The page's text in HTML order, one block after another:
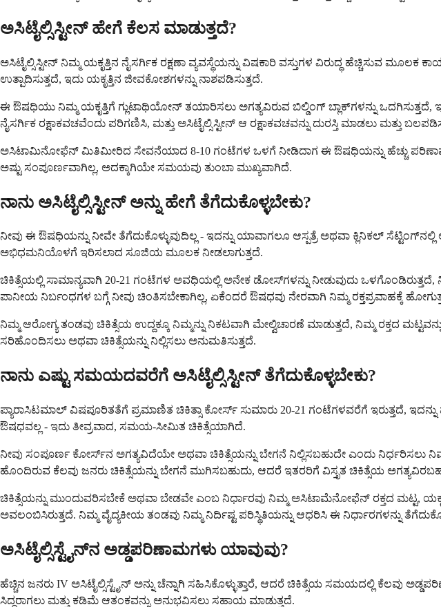
ಅಸಿಟೈಲ್ಸಿಸ್ಟೀನ್ ಹೇಗೆ ಕೆಲಸ ಮಾಡುತ್ತದೆ?
ಅಸಿಟೈಲ್ಸಿಸ್ಟೀನ್ ನಿಮ್ಮ ಯಕೃತ್ತಿನ ನೈಸರ್ಗಿಕ ರಕ್ಷಣಾ ವ್ಯವಸ್ಥೆಯನ್ನು ವಿಷಕಾರಿ ವಸ್ತುಗಳ ವಿರುದ್ಧ ಹೆಚ್ಚಿಸುವ
ಉತ್ಪಾದಿಸುತ್ತದೆ, ಇದು ಯಕೃತ್ತಿನ ಜೀವಕೋಶಗಳನ್ನು ನಾಶಪಡಿಸುತ್ತದೆ.
ಈ ಔಷಧಿಯು ನಿಮ್ಮ ಯಕೃತ್ತಿಗೆ ಗ್ಲುಟಾಥಿಯೋನ್ ತಯಾರಿಸಲು ಅಗತ್ಯವಿರುವ ಬಿಲ್ಡಿಂಗ್ ಬ್ಲಾಕ್‌ಗಳನ್ನು
ನೈಸರ್ಗಿಕ ರಕ್ಷಾಕವಚವೆಂದು ಪರಿಗಣಿಸಿ, ಮತ್ತು ಅಸಿಟೈಲ್ಸಿಸ್ಟೀನ್ ಆ ರಕ್ಷಾಕವಚವನ್ನು ದುರಸ್ತಿ ಮಾಡಲು ಮತ್ತು
ಅಸಿಟಾಮಿನೋಫೆನ್ ಮಿತಿಮೀರಿದ ಸೇವನೆಯಾದ 8-10 ಗಂಟೆಗಳ ಒಳಗೆ ನೀಡಿದಾಗ ಈ ಔಷಧಿಯನ್ನು ಹೆಚ್ಚು
ಅಷ್ಟು ಸಂಪೂರ್ಣವಾಗಿಲ್ಲ, ಅದಕ್ಕಾಗಿಯೇ ಸಮಯವು ತುಂಬಾ ಮುಖ್ಯವಾಗಿದೆ.
ನಾನು ಅಸಿಟೈಲ್ಸಿಸ್ಟೀನ್ ಅನ್ನು ಹೇಗೆ ತೆಗೆದುಕೊಳ್ಳಬೇಕು?
ನೀವು ಈ ಔಷಧಿಯನ್ನು ನೀವೇ ತೆಗೆದುಕೊಳ್ಳುವುದಿಲ್ಲ - ಇದನ್ನು ಯಾವಾಗಲೂ ಆಸ್ಪತ್ರೆ ಅಥವಾ ಕ್ಲಿನಿಕಲ್
ಅಭಿಧಮನಿಯೊಳಗೆ ಇರಿಸಲಾದ ಸೂಜಿಯ ಮೂಲಕ ನೀಡಲಾಗುತ್ತದೆ.
ಚಿಕಿತ್ಸೆಯಲ್ಲಿ ಸಾಮಾನ್ಯವಾಗಿ 20-21 ಗಂಟೆಗಳ ಅವಧಿಯಲ್ಲಿ ಅನೇಕ ಡೋಸ್‌ಗಳನ್ನು ನೀಡುವುದು
ಪಾನೀಯ ನಿರ್ಬಂಧಗಳ ಬಗ್ಗೆ ನೀವು ಚಿಂತಿಸಬೇಕಾಗಿಲ್ಲ, ಏಕೆಂದರೆ ಔಷಧವು ನೇರವಾಗಿ ನಿಮ್ಮ ರಕ್ತಪ್ರವಾಹಕ್ಕೆ
ನಿಮ್ಮ ಆರೋಗ್ಯ ತಂಡವು ಚಿಕಿತ್ಸೆಯ ಉದ್ದಕ್ಕೂ ನಿಮ್ಮನ್ನು ನಿಕಟವಾಗಿ ಮೇಲ್ವಿಚಾರಣೆ ಮಾಡುತ್ತದೆ, ನಿಮ್ಮ ರಕ್ತದ
ಸರಿಹೊಂದಿಸಲು ಅಥವಾ ಚಿಕಿತ್ಸೆಯನ್ನು ನಿಲ್ಲಿಸಲು ಅನುಮತಿಸುತ್ತದೆ.
ನಾನು ಎಷ್ಟು ಸಮಯದವರೆಗೆ ಅಸಿಟೈಲ್ಸಿಸ್ಟೀನ್ ತೆಗೆದುಕೊಳ್ಳಬೇಕು?
ಪ್ಯಾರಾಸಿಟಮಾಲ್ ವಿಷಪೂರಿತತೆಗೆ ಪ್ರಮಾಣಿತ ಚಿಕಿತ್ಸಾ ಕೋರ್ಸ್ ಸುಮಾರು 20-21 ಗಂಟೆಗಳವರೆಗೆ ಇರುತ್ತದೆ,
ಔಷಧವಲ್ಲ - ಇದು ತೀವ್ರವಾದ, ಸಮಯ-ಸೀಮಿತ ಚಿಕಿತ್ಸೆಯಾಗಿದೆ.
ನೀವು ಸಂಪೂರ್ಣ ಕೋರ್ಸ್‌ನ ಅಗತ್ಯವಿದೆಯೇ ಅಥವಾ ಚಿಕಿತ್ಸೆಯನ್ನು ಬೇಗನೆ ನಿಲ್ಲಿಸಬಹುದೇ ಎಂದು ನಿರ್ಧರಿಸಲು
ಹೊಂದಿರುವ ಕೆಲವು ಜನರು ಚಿಕಿತ್ಸೆಯನ್ನು ಬೇಗನೆ ಮುಗಿಸಬಹುದು, ಆದರೆ ಇತರರಿಗೆ ವಿಸ್ತೃತ ಚಿಕಿತ್ಸೆಯ
ಚಿಕಿತ್ಸೆಯನ್ನು ಮುಂದುವರಿಸಬೇಕೆ ಅಥವಾ ಬೇಡವೇ ಎಂಬ ನಿರ್ಧಾರವು ನಿಮ್ಮ ಅಸಿಟಾಮೆನೋಫೆನ್ ರಕ್ತದ ಮಟ್ಟ,
ಅವಲಂಬಿಸಿರುತ್ತದೆ. ನಿಮ್ಮ ವೈದ್ಯಕೀಯ ತಂಡವು ನಿಮ್ಮ ನಿರ್ದಿಷ್ಟ ಪರಿಸ್ಥಿತಿಯನ್ನು ಆಧರಿಸಿ ಈ ನಿರ್ಧಾರಗಳನ್ನು
ಅಸಿಟೈಲ್ಸಿಸ್ಟೈನ್‌ನ ಅಡ್ಡಪರಿಣಾಮಗಳು ಯಾವುವು?
ಹೆಚ್ಚಿನ ಜನರು IV ಅಸಿಟೈಲ್ಸಿಸ್ಟೈನ್ ಅನ್ನು ಚೆನ್ನಾಗಿ ಸಹಿಸಿಕೊಳ್ಳುತ್ತಾರೆ, ಆದರೆ ಚಿಕಿತ್ಸೆಯ ಸಮಯದಲ್ಲಿ ಕೆಲವು
ಸಿದ್ಧರಾಗಲು ಮತ್ತು ಕಡಿಮೆ ಆತಂಕವನ್ನು ಅನುಭವಿಸಲು ಸಹಾಯ ಮಾಡುತ್ತದೆ.